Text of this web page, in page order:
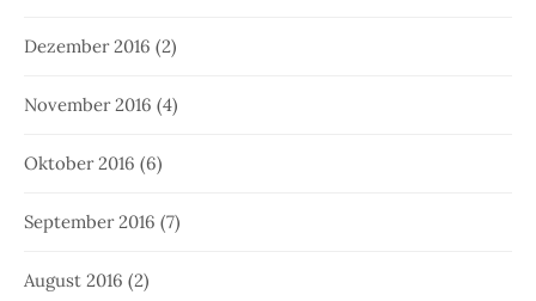
Dezember 2016 (2)
November 2016 (4)
Oktober 2016 (6)
September 2016 (7)
August 2016 (2)